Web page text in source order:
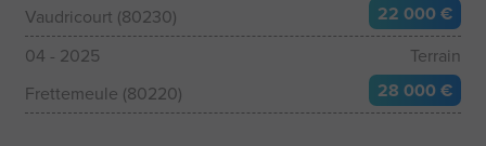
Vaudricourt (80230)
22 000 €
04 - 2025
Terrain
Frettemeule (80220)
28 000 €